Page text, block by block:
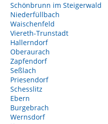
Schönbrunn im Steigerwald
Niederfüllbach
Waischenfeld
Viereth-Trunstadt
Hallerndorf
Oberaurach
Zapfendorf
Seßlach
Priesendorf
Schesslitz
Ebern
Burgebrach
Wernsdorf